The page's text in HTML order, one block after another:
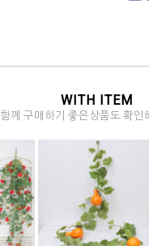
WITH ITEM
함께 구매하기 좋은상품도 확인